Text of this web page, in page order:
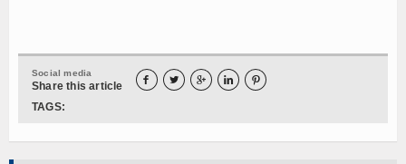
Hubungi Kami
Social media
Share this article     
TAGS: